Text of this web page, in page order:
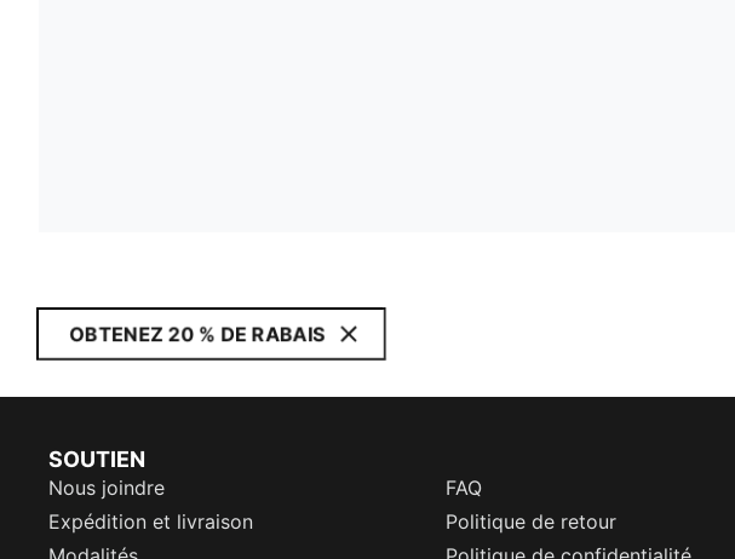
OBTENEZ 20 % DE RABAIS
SOUTIEN
Nous joindre
FAQ
Expédition et livraison
Politique de retour